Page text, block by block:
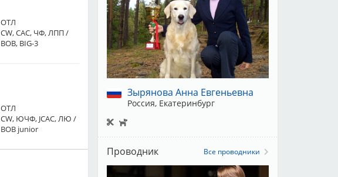
ОТЛ
CW, CAC, ЧФ, ЛПП /
BOB, BIG-3
ОТЛ
CW, ЮЧФ, JCAC, ЛЮ /
BOB junior
Зырянова Анна Евгеньевна
Россия, Екатеринбург
Проводник Все проводники